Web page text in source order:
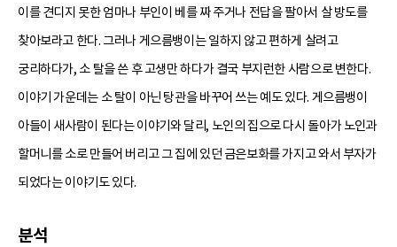
이를 견디지 못한 엄마나 부인이 베를 짜 주거나 전답을 팔아서 살 방도를
찾아보라고 한다. 그러나 게으름뱅이는 일하지 않고 편하게 살려고
궁리하다가, 소 탈을 쓴 후 고생만 하다가 결국 부지런한 사람으로 변한다.
이야기 가운데는 소 탈이 아닌 탕관을 바꾸어 쓰는 예도 있다. 게으름뱅이
아들이 새사람이 된다는 이야기와 달리, 노인의 집으로 다시 돌아가 노인과
할머니를 소로 만들어 버리고 그 집에 있던 금은보화를 가지고 와서 부자가
되었다는 이야기도 있다.
분석